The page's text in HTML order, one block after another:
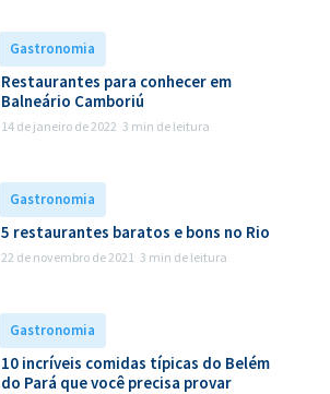
Gastronomia
Restaurantes para conhecer em
Balneário Camboriú
14 de janeiro de 2022 3 min de leitura
Gastronomia
5 restaurantes baratos e bons no Rio
22 de novembro de 2021 3 min de leitura
Gastronomia
10 incríveis comidas típicas do Belém
do Pará que você precisa provar